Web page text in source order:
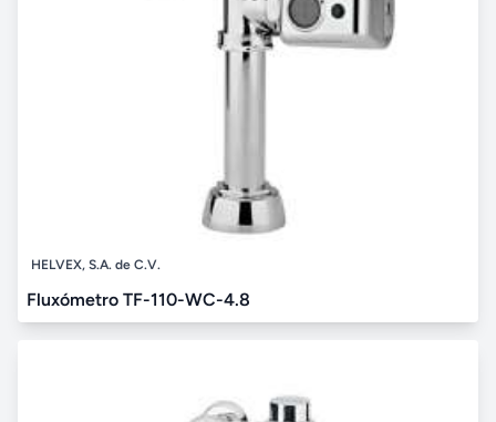
HELVEX, S.A. de C.V.
Fluxómetro TF-110-WC-4.8